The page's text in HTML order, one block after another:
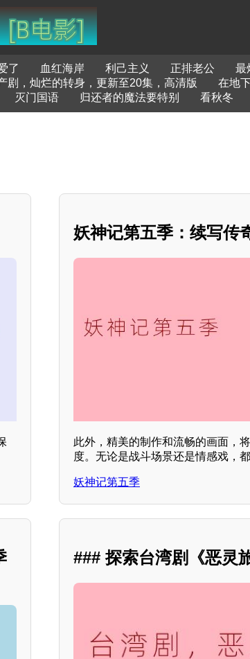
了 血红海岸 利己主义 正排老公 最
剧，灿烂的转身，更新至20集，高清版 在地
灭门国语 归还者的魔法要特别 看秋冬
妖神记第五季：续写传
此外，精美的制作和流畅的画面，
度。无论是战斗场景还是情感戏，
妖神记第五季
### 探索台湾剧《恶灵